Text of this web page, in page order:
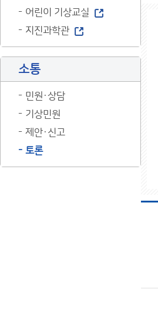
어린이 기상교실
지진과학관
소통
민원·상담
기상민원
제안·신고
토론